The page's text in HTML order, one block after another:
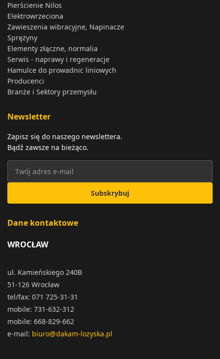
Pierścienie Nilos
Elektrowrzeciona
Zawieszenia wibracyjne, Napinacze
Sprężyny
Elementy złączne, normalia
Serwis - naprawy i regeneracje
Hamulce do prowadnic liniowych
Producenci
Branże i Sektory przemysłu
Newsletter
Zapisz się do naszego newslettera.
Bądź zawsze na bieżąco.
Subskrybuj
Dane kontaktowe
WROCŁAW
ul. Kamieńskiego 240B
51-126 Wrocław
tel/fax: 071 725-31-31
mobile: 731-632-312
mobile: 668-829-662
e-mail: biuro@dakam-lozyska.pl